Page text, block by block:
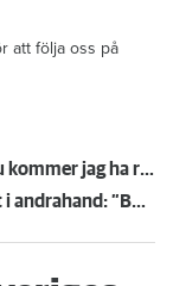
att följa oss på
Christians hyra sänks med 38 procent: ”Nu kommer jag ha råd att ta körkort”
Sexbarnsmamma vräks – hyrde ut olovligt i andrahand: ”Borde tas större hänsyn till barnen”